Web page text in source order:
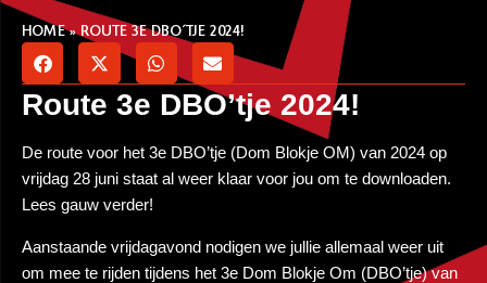
HOME»ROUTE 3E DBO´TJE 2024!
Route 3e DBO’tje 2024!
De route voor het 3e DBO’tje (Dom Blokje OM) van 2024 op
vrijdag 28 juni staat al weer klaar voor jou om te downloaden.
Lees gauw verder!
Aanstaande vrijdagavond nodigen we jullie allemaal weer uit
om mee te rijden tijdens het 3e Dom Blokje Om (DBO’tje) van